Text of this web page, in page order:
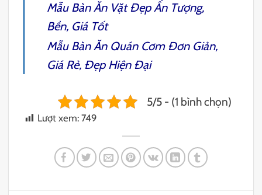
Mẫu Bàn Ăn VặtĐẹp Ấn Tượng,
Bền, Giá Tốt
Mẫu Bàn Ăn Quán CơmĐơn Giản,
Giá Rẻ, Đẹp Hiện Đại
5/5 - (1 bình chọn)
Lượt xem: 749